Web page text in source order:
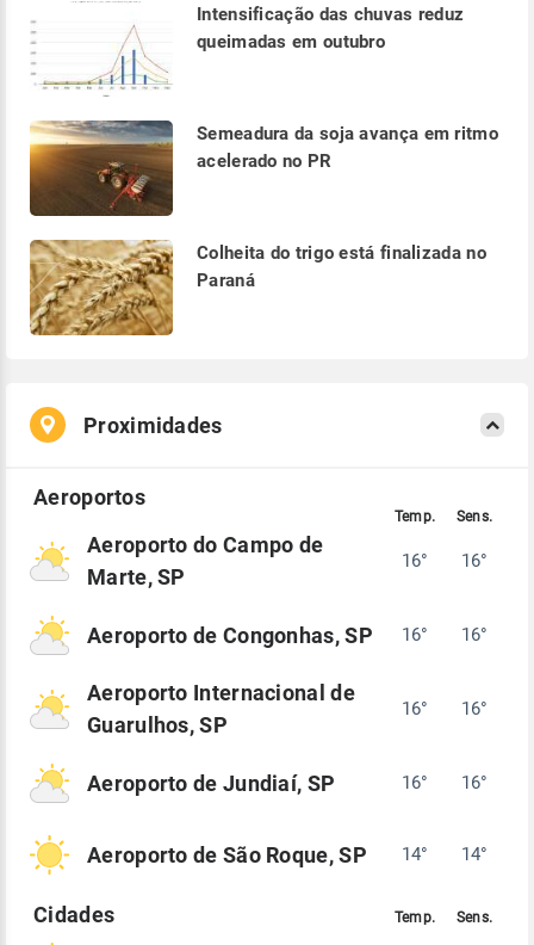
Intensificação das chuvas reduz
queimadas em outubro
Semeadura da soja avança em ritmo
acelerado no PR
Colheita do trigo está finalizada no
Paraná
Proximidades
Aeroporto do Campo de
Marte, SP
16° 16°
Aeroporto de Congonhas, SP 16° 16°
Aeroporto Internacional de
Guarulhos, SP
16° 16°
Aeroporto de Jundiaí, SP 16° 16°
Aeroporto de São Roque, SP 14° 14°